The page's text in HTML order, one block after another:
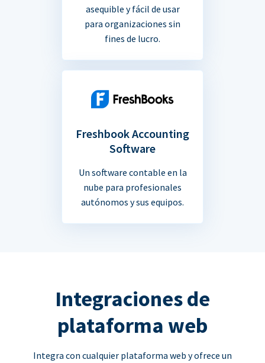
asequible y fácil de usar
para organizaciones sin
fines de lucro.
Freshbook Accounting
Software
Un software contable en la
nube para profesionales
autónomos y sus equipos.
Integraciones de
plataforma web
Integra con cualquier plataforma web y ofrece un